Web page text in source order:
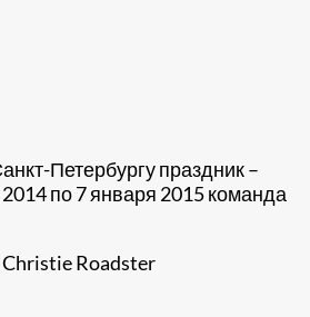
Петербургу праздник –
по 7 января 2015 команда
Roadster